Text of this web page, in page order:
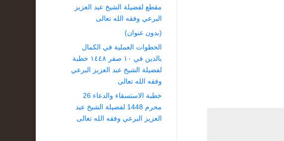
مقطع لفضيلة الشيخ عبد العزيز
البرعي وفقه الله تعالى
(بدون عنوان)
الخطوات العملية في الكمال
بالدين في ١٠ صفر ١٤٤٨ خطبة
لفضيلة الشيخ عبد العزيز البرعي
وفقه الله تعالى
خطبة الاستسقاء والدعاء 26
محرم 1448 لفضيلة الشيخ عبد
العزيز البرعي وفقه الله تعالى